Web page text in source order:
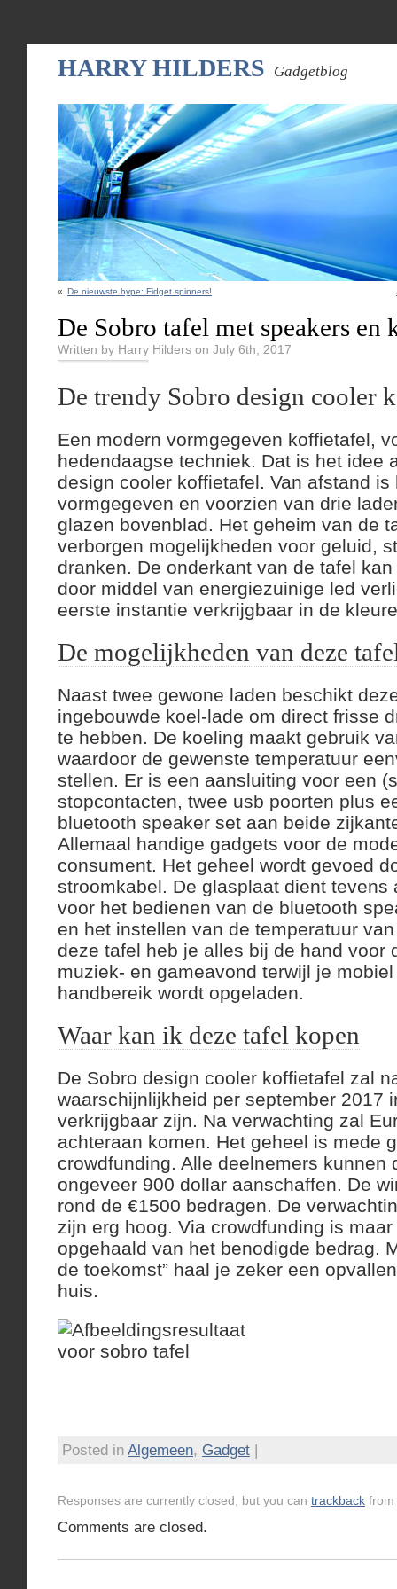
HARRY HILDERS Gadgetblog
« De nieuwste hype: Fidget spinners!
De Sobro tafel met speakers en
Written by Harry Hilders on July 6th, 2017
De trendy Sobro design cooler
Een modern vormgegeven koffietafel,
hedendaagse techniek. Dat is het idee
design cooler koffietafel. Van afstand
vormgegeven en voorzien van drie
glazen bovenblad. Het geheim van de
verborgen mogelijkheden voor geluid,
dranken. De onderkant van de tafel
door middel van energiezuinige led
eerste instantie verkrijgbaar in de
De mogelijkheden van deze
Naast twee gewone laden beschikt
ingebouwde koel-lade om direct frisse
te hebben. De koeling maakt gebruik
waardoor de gewenste temperatuur
stellen. Er is een aansluiting voor een
stopcontacten, twee usb poorten plus
bluetooth speaker set aan beide
Allemaal handige gadgets voor de
consument. Het geheel wordt gevoed
stroomkabel. De glasplaat dient tevens
voor het bedienen van de bluetooth
en het instellen van de temperatuur
deze tafel heb je alles bij de hand voor
muziek- en gameavond terwijl je
handbereik wordt opgeladen.
Waar kan ik deze tafel kopen
De Sobro design cooler koffietafel zal
waarschijnlijkheid per september 2017
verkrijgbaar zijn. Na verwachting zal
achteraan komen. Het geheel is mede
crowdfunding. Alle deelnemers kunnen
ongeveer 900 dollar aanschaffen. De
rond de €1500 bedragen. De
zijn erg hoog. Via crowdfunding is
opgehaald van het benodigde bedrag.
de toekomst” haal je zeker een
huis.
Posted in Algemeen, Gadget |
Responses are currently closed, but you can trackback from
Comments are closed.